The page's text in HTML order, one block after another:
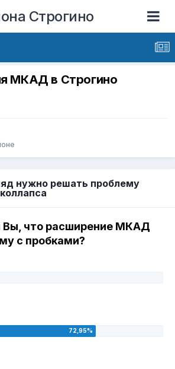
Строгино
МКАД в Строгино
нужно решать проблему
Вы, что расширение МКАД
с пробками?